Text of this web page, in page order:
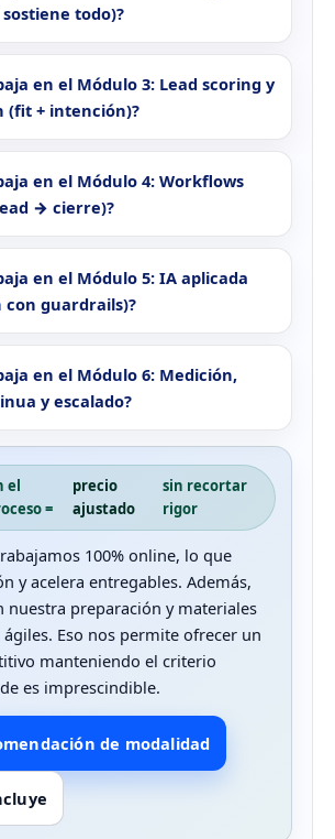
todo)?
en el Módulo 3: Lead scoring y
(fit + intención)?
en el Módulo 4: Workflows
→ cierre)?
en el Módulo 5: IA aplicada
con guardrails)?
en el Módulo 6: Medición,
y escalado?
el
=
precio
ajustado
sin recortar
rigor
100% online, lo que
y acelera entregables. Además,
nuestra preparación y materiales
ágiles. Eso nos permite ofrecer un
manteniendo el criterio
es imprescindible.
de modalidad